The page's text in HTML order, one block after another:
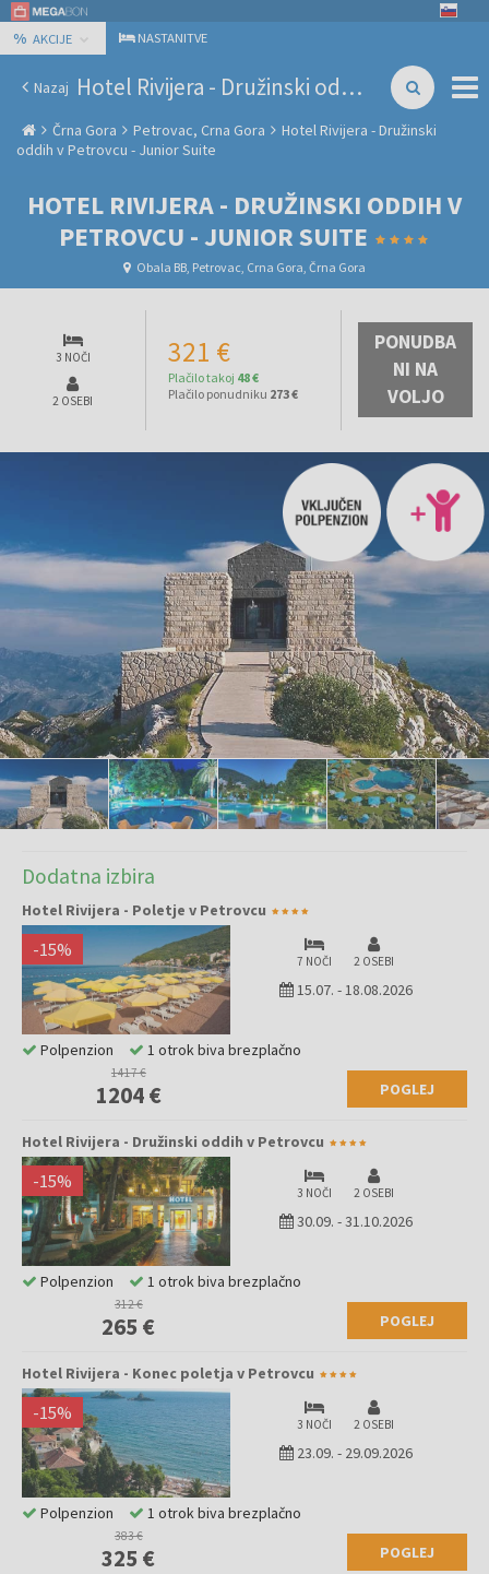
% AKCIJE NASTANITVE
Nazaj Hotel Rivijera - Družinski oddih v Petrovcu - Junior Suite
Črna Gora Petrovac, Crna Gora
Hotel Rivijera - Družinski
oddih v Petrovcu - Junior Suite
HOTEL RIVIJERA - DRUŽINSKI ODDIH V
PETROVCU - JUNIOR SUITE
Obala BB, Petrovac, Crna Gora, Črna Gora
3 NOČI
2 OSEBI
321 €
Plačilo takoj 48 €
Plačilo ponudniku 273 €
PONUDBA
NI NA
VOLJO
Dodatna izbira
Hotel Rivijera - Poletje v Petrovcu
-15% 7 NOČI 2 OSEBI
15.07. -18.08.2026
1417 €
1204 € POGLEJ
Polpenzion 1 otrok biva brezplačno
Hotel Rivijera - Družinski oddih v Petrovcu
-15% 3 NOČI 2 OSEBI
30.09. -31.10.2026
312 €
265 € POGLEJ
Polpenzion 1 otrok biva brezplačno
Hotel Rivijera - Konec poletja v Petrovcu
-15% 3 NOČI 2 OSEBI
23.09. - 29.09.2026
383 €
325 € POGLEJ
Polpenzion 1 otrok biva brezplačno